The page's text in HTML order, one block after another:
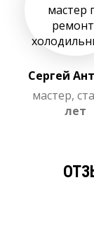
Сергей
мастер,
лет